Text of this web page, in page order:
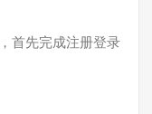
首先完成注册登录